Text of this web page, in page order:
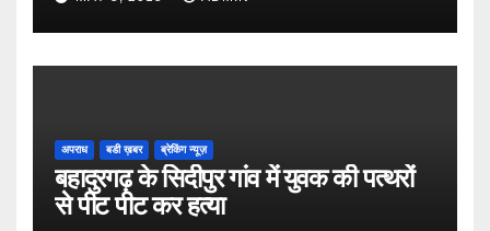
अपराध बडी ख़बर ब्रेकिंग न्यूज़
बहादुरगढ़ के सिदीपुर गांव में युवक की पत्थरों
से पीट पीट कर हत्या